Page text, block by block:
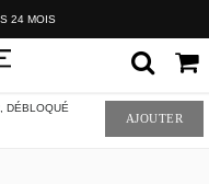
24 MOIS
DÉBLOQUÉ
AJOUTER